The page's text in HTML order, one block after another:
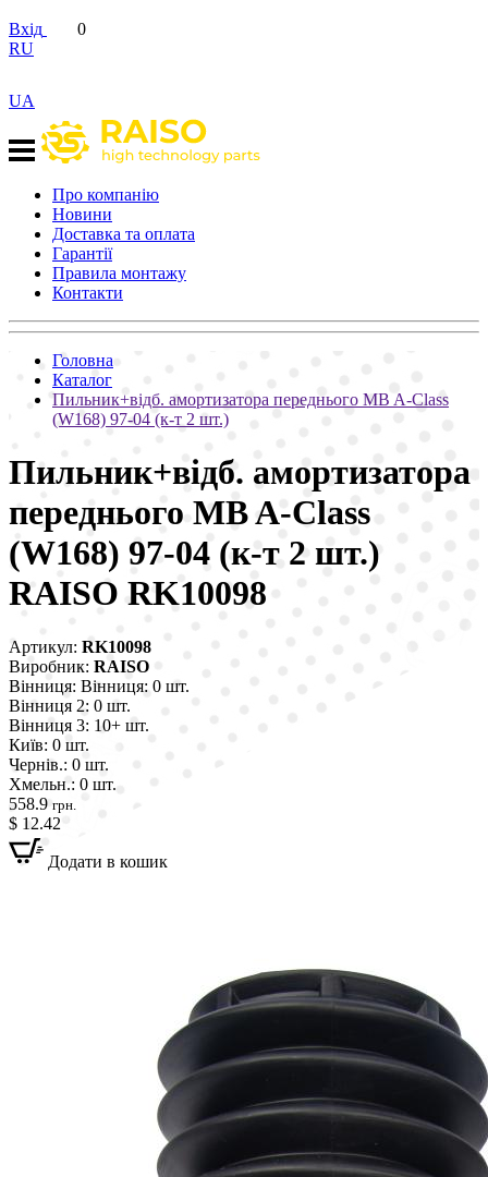
Вхід
0
RU
UA
Про компанію
Новини
Доставка та оплата
Гарантії
Правила монтажу
Контакти
Головна
Каталог
Пильник+відб. амортизатора переднього MB A-Class
(W168) 97-04 (к-т 2 шт.)
Пильник+відб. амортизатора
переднього MB A-Class
(W168) 97-04 (к-т 2 шт.)
RAISO RK10098
Артикул: RK10098
Виробник: RAISO
Вінниця: Вінниця: 0 шт.
Вінниця 2: 0 шт.
Вінниця 3: 10+ шт.
Київ: 0 шт.
Чернів.: 0 шт.
Хмельн.: 0 шт.
558.9 грн.
$ 12.42
Додати в кошик